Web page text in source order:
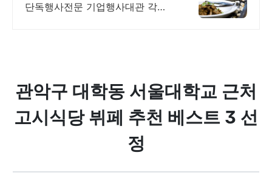
단독행사전문 기업행사대관 각종
관악구 대학동 서울대학교 근처
고시식당 뷔페 추천 베스트 3 선
정